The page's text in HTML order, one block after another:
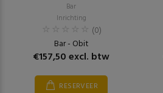
Bar
Inrichting
(0)
Bar - Obit
€157,50 excl. btw
RESERVEER